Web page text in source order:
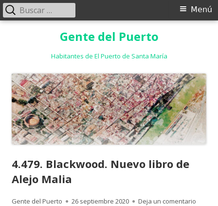
Gente del Puerto
Habitantes de El Puerto de Santa María
Menú
Menú
Buscar:
4.479. Blackwood. Nuevo libro de
Alejo Malia
Autor
Gente del Puerto
Publicado
26 septiembre 2020 Deja un comentario